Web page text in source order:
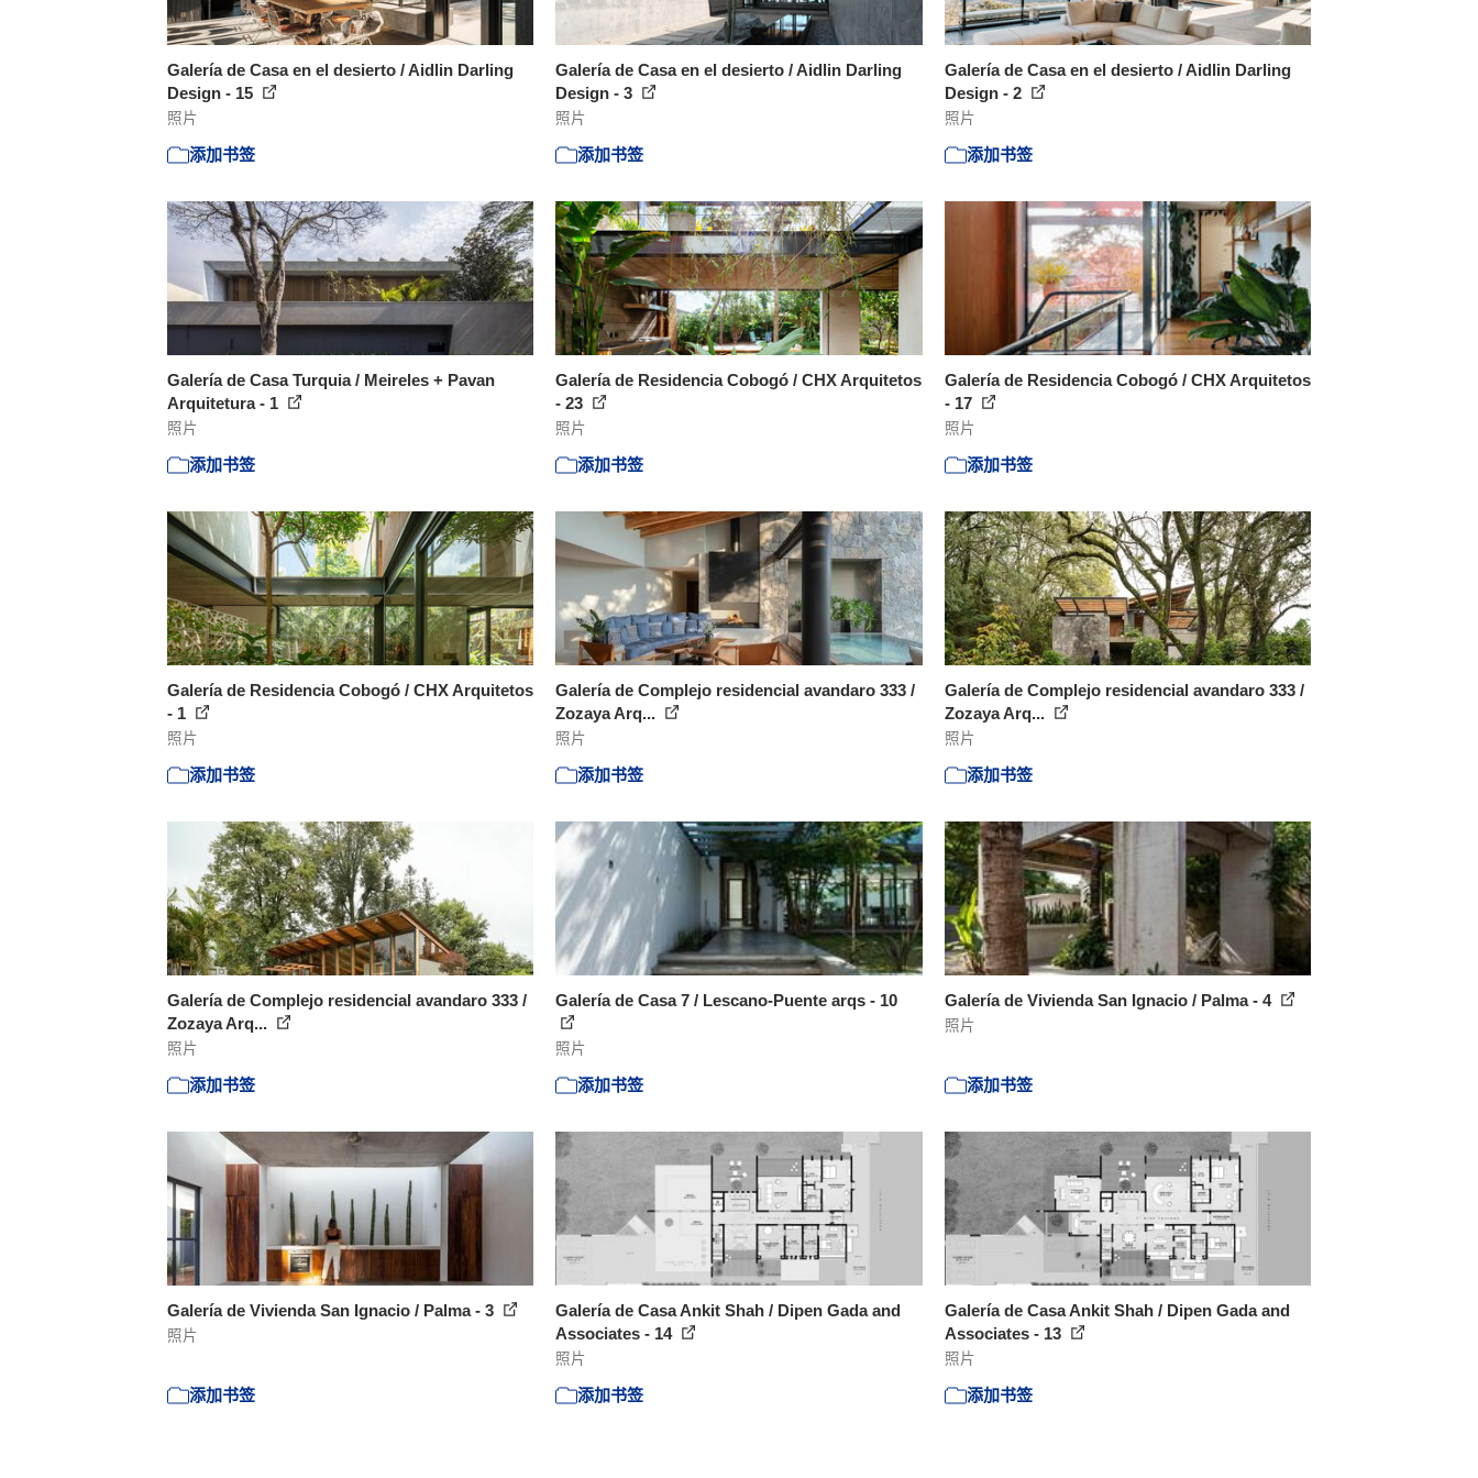
Galería de Casa en el desierto / Aidlin Darling
Design - 15
照片
添加书签
Galería de Casa en el desierto / Aidlin Darling
Design - 3
照片
添加书签
Galería de Casa en el desierto / Aidlin Darling
Design - 2
照片
添加书签
Galería de Casa Turquia / Meireles + Pavan
Arquitetura - 1
照片
添加书签
Galería de Residencia Cobogó / CHX Arquitetos
- 23
照片
添加书签
Galería de Residencia Cobogó / CHX Arquitetos
- 17
照片
添加书签
Galería de Residencia Cobogó / CHX Arquitetos
- 1
照片
添加书签
Galería de Complejo residencial avandaro 333 /
Zozaya Arq...
照片
添加书签
Galería de Complejo residencial avandaro 333 /
Zozaya Arq...
照片
添加书签
Galería de Complejo residencial avandaro 333 /
Zozaya Arq...
照片
添加书签
Galería de Casa 7 / Lescano-Puente arqs - 10
照片
添加书签
Galería de Vivienda San Ignacio / Palma - 4
照片
添加书签
Galería de Vivienda San Ignacio / Palma - 3
照片
添加书签
Galería de Casa Ankit Shah / Dipen Gada and
Associates - 14
照片
添加书签
Galería de Casa Ankit Shah / Dipen Gada and
Associates - 13
照片
添加书签